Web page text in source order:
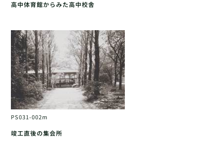
高中体育館からみた高中校舎
PS031-002m
竣工直後の集会所